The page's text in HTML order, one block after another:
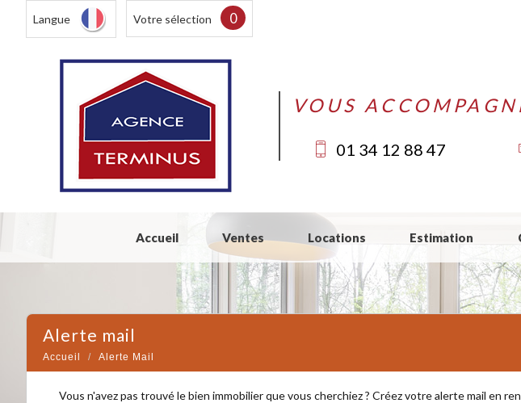
Langue Votre sélection 0
VOUS
01 34 12 88 47
Accueil Ventes Locations Estimation
alerte mail
Accueil Alerte Mail
Vous n'avez pas trouvé le bien immobilier que vous cherchiez ? Créez votre alerte mail en